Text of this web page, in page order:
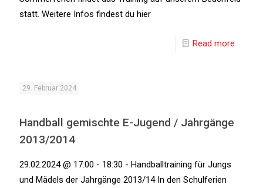
statt. Weitere Infos findest du hier
Read more
29. Februar 2024
Handball gemischte E-Jugend / Jahrgänge
2013/2014
29.02.2024 @ 17:00 - 18:30 - Handballtraining für Jungs
und Mädels der Jahrgänge 2013/14 In den Schulferien